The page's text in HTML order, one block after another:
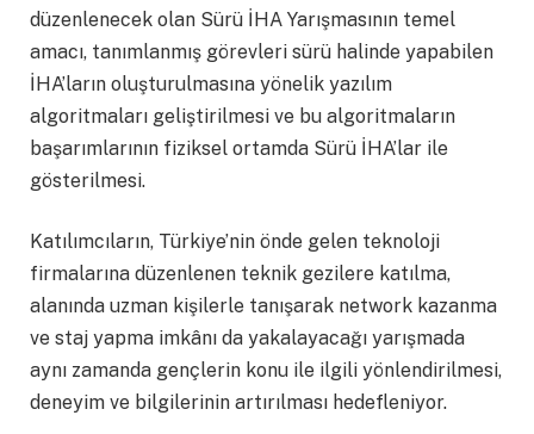
düzenlenecek olan Sürü İHA Yarışmasının temel
amacı, tanımlanmış görevleri sürü halinde yapabilen
İHA’ların oluşturulmasına yönelik yazılım
algoritmaları geliştirilmesi ve bu algoritmaların
başarımlarının fiziksel ortamda Sürü İHA’lar ile
gösterilmesi.
Katılımcıların, Türkiye’nin önde gelen teknoloji
firmalarına düzenlenen teknik gezilere katılma,
alanında uzman kişilerle tanışarak network kazanma
ve staj yapma imkânı da yakalayacağı yarışmada
aynı zamanda gençlerin konu ile ilgili yönlendirilmesi,
deneyim ve bilgilerinin artırılması hedefleniyor.